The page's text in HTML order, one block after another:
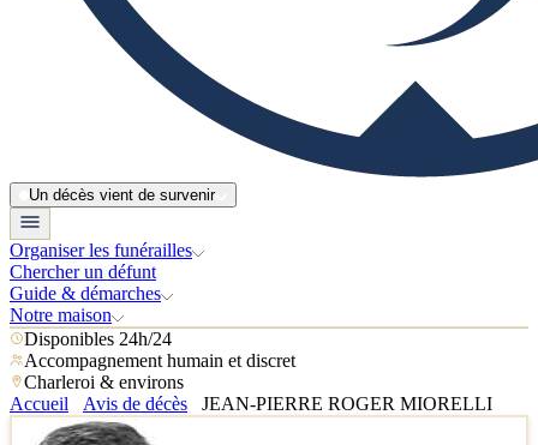
Un décès vient de survenir
Organiser les funérailles
Chercher un défunt
Guide & démarches
Notre maison
Disponibles 24h/24
Accompagnement humain et discret
Charleroi & environs
Accueil
Avis de décès JEAN-PIERRE ROGER MIORELLI